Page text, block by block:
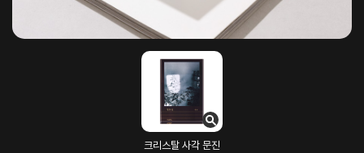
크리스탈 사각 문진